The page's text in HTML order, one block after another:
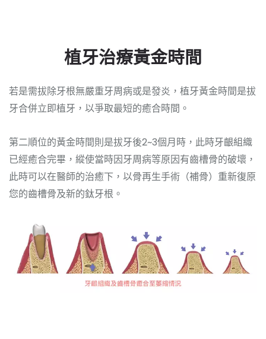
植牙治療黃金時間
若是需拔除牙根無嚴重牙周病或是發炎，植牙黃金時間是拔
牙合併立即植牙，以爭取最短的癒合時間。
第二順位的黃金時間則是拔牙後2~3個月時，此時牙齦組織
已經癒合完畢，縱使當時因牙周病等原因有齒槽骨的破壞，
此時可以在醫師的治癒下，以骨再生手術（補骨）重新復原
您的齒槽骨及新的鈦牙根。